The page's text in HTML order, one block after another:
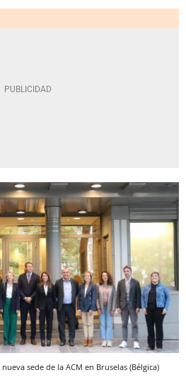
sede de la ACM en Bruselas (Bélgica)